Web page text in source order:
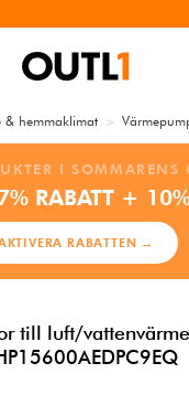
& hemmaklimat >
I SOMMARENS
RABATT +
RABATTEN →
till luft/